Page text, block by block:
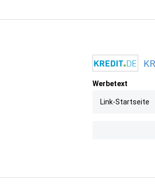
Werbetext
Link-Startseite